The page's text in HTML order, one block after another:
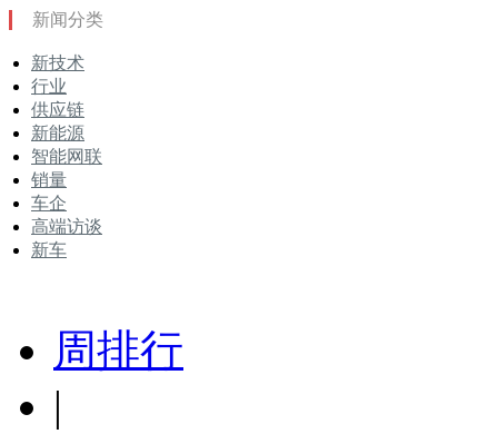
新闻分类
新技术
行业
供应链
新能源
智能网联
销量
车企
高端访谈
新车
周排行
|